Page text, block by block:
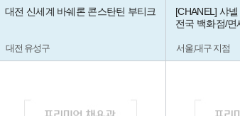
대전 신세계 바쉐론 콘스탄틴 부티크
대전 유성구
[CHANEL] 샤
전국 백화점/
서울,대구 지점